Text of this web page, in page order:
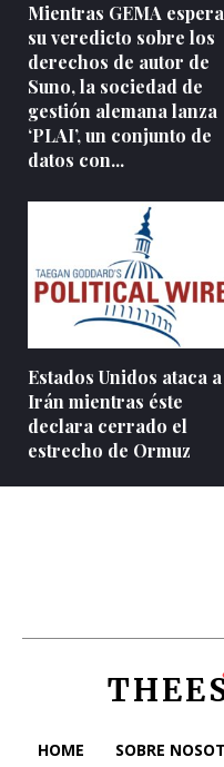
Mientras GEMA espera
su veredicto sobre los
derechos de autor de
Suno, la sociedad de
gestión alemana lanza
‘PLAI’, un conjunto de
datos con...
Estados Unidos ataca a
Irán mientras éste
declara cerrado el
estrecho de Ormuz
HOME SOBRE